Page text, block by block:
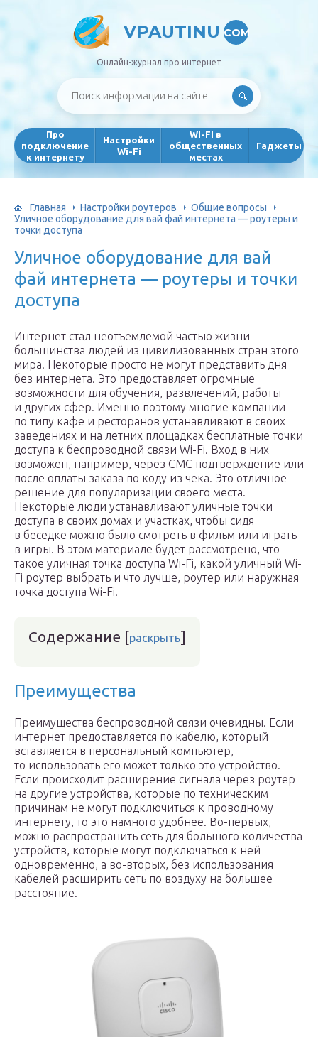
VPAUTINU COM
Онлайн-журнал про интернет
Про
подключение
к интернету
Настройки
Wi-Fi
WI-FI в
общественных
местах
Гаджеты
Главная Настройки роутеров
Общие вопросы
Уличное оборудование для вай фай интернета — роутеры и
точки доступа
Уличное оборудование для вай
фай интернета — роутеры и точки
доступа
Интернет стал неотъемлемой частью жизни
большинства людей из цивилизованных стран этого
мира. Некоторые просто не могут представить дня
без интернета. Это предоставляет огромные
возможности для обучения, развлечений, работы
и других сфер. Именно поэтому многие компании
по типу кафе и ресторанов устанавливают в своих
заведениях и на летних площадках бесплатные точки
доступа к беспроводной связи Wi-Fi. Вход в них
возможен, например, через СМС подтверждение или
после оплаты заказа по коду из чека. Это отличное
решение для популяризации своего места.
Некоторые люди устанавливают уличные точки
доступа в своих домах и участках, чтобы сидя
в беседке можно было смотреть в фильм или играть
в игры. В этом материале будет рассмотрено, что
такое уличная точка доступа Wi-Fi, какой уличный Wi-
Fi роутер выбрать и что лучше, роутер или наружная
точка доступа Wi-Fi.
Содержание [раскрыть]
Преимущества
Преимущества беспроводной связи очевидны. Если
интернет предоставляется по кабелю, который
вставляется в персональный компьютер,
то использовать его может только это устройство.
Если происходит расширение сигнала через роутер
на другие устройства, которые по техническим
причинам не могут подключиться к проводному
интернету, то это намного удобнее. Во-первых,
можно распространить сеть для большого количества
устройств, которые могут подключаться к ней
одновременно, а во-вторых, без использования
кабелей расширить сеть по воздуху на большее
расстояние.